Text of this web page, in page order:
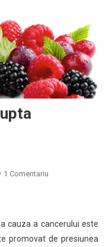
1 ComentariuLa
Lupta
Impotriva
cauza a cancerului este
promovat de presiunea